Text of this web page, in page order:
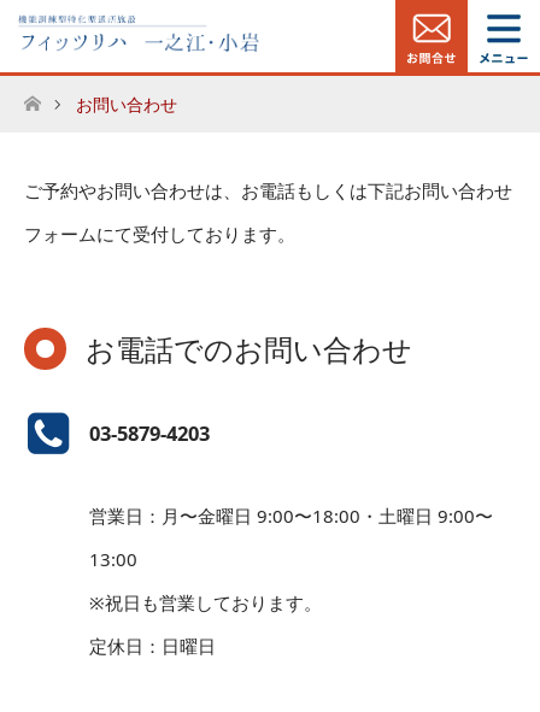
ホーム
お問い合わせ
ご予約やお問い合わせは、お電話もしくは下記お問い合わせ
フォームにて受付しております。
お電話でのお問い合わせ
03-5879-4203
営業日：月〜金曜日 9:00〜18:00・土曜日 9:00〜
13:00
※祝日も営業しております。
定休日：日曜日